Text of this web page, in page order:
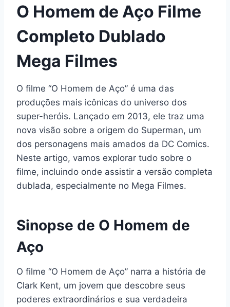
O Homem de Aço Filme
Completo Dublado
Mega Filmes
O filme “O Homem de Aço” é uma das
produções mais icônicas do universo dos
super-heróis. Lançado em 2013, ele traz uma
nova visão sobre a origem do Superman, um
dos personagens mais amados da DC Comics.
Neste artigo, vamos explorar tudo sobre o
filme, incluindo onde assistir a versão completa
dublada, especialmente no Mega Filmes.
Sinopse de O Homem de
Aço
O filme “O Homem de Aço” narra a história de
Clark Kent, um jovem que descobre seus
poderes extraordinários e sua verdadeira